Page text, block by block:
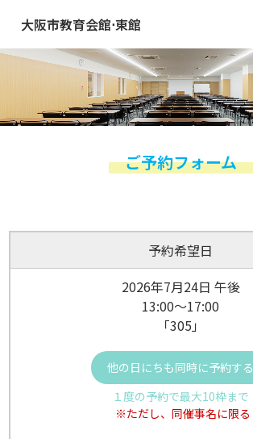
大阪市教育会館⋅東館
ご予約フォーム
予約希望日
2026年7月24日 午後
13:00～17:00
「305」
他の日にちも同時に予約する
１度の予約で最大10枠まで
※ただし、同催事名に限る